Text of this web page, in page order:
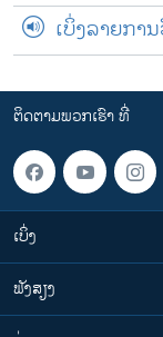
ເບິ່ງລາຍກາ
ຕິດຕາມພວກເຮົາ ທີ່
ເບິ່ງ
ຟັງສຽງ